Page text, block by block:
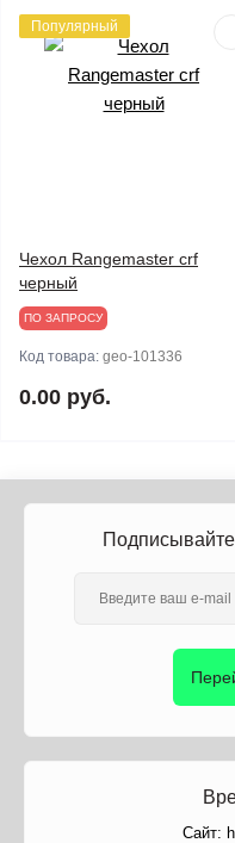
Популярный
Чехол Rangemaster crf
черный
ПО ЗАПРОСУ
Код товара: geo-101336
0.00 руб.
Сайт: